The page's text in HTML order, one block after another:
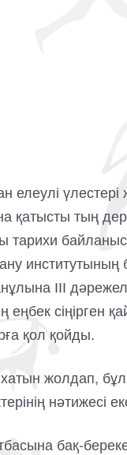
қатысты тың
ІІІ
сіңірген
қол қойды.
жолдап,
нәтижесі
бақ-